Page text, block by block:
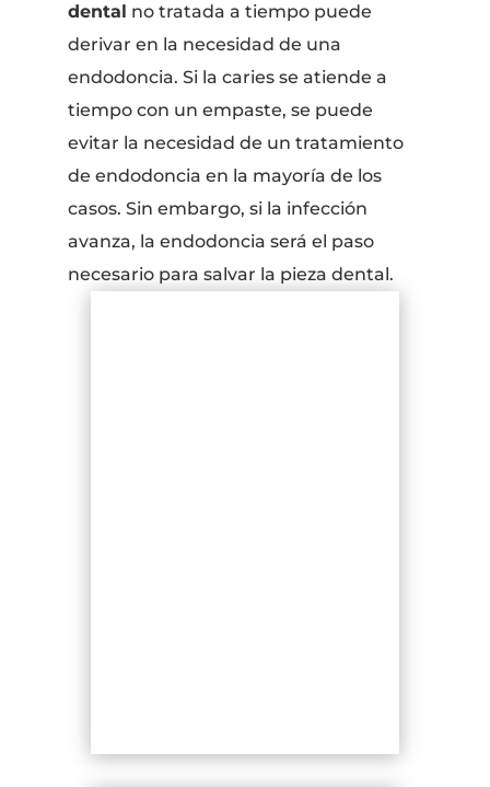
dental no tratada a tiempo puede
derivar en la necesidad de una
endodoncia. Si la caries se atiende a
tiempo con un empaste, se puede
evitar la necesidad de un tratamiento
de endodoncia en la mayoría de los
casos. Sin embargo, si la infección
avanza, la endodoncia será el paso
necesario para salvar la pieza dental.